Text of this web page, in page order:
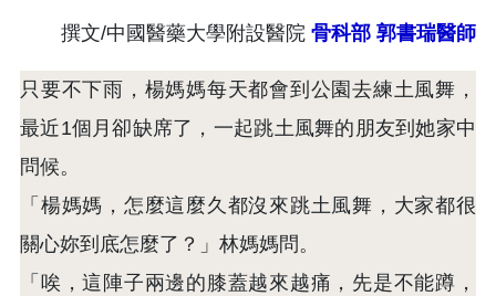
撰文/中國醫藥大學附設醫院 骨科部 郭書瑞醫師
只要不下雨，楊媽媽每天都會到公園去練土風舞，
最近1個月卻缺席了，一起跳土風舞的朋友到她家中
問候。
「楊媽媽，怎麼這麼久都沒來跳土風舞，大家都很
關心妳到底怎麼了？」林媽媽問。
「唉，這陣子兩邊的膝蓋越來越痛，先是不能蹲，